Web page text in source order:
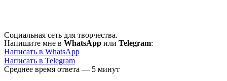
Социальная сеть для творчества.
Напишите мне в WhatsApp или Telegram:
Написать в WhatsApp
Написать в Telegram
Среднее время ответа — 5 минут